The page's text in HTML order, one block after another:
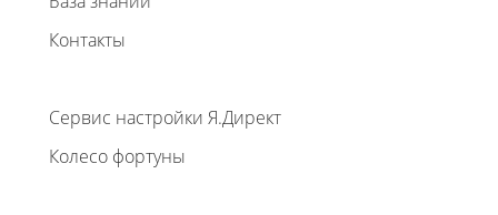
Контакты
Сервис настройки Я.Директ
Колесо фортуны